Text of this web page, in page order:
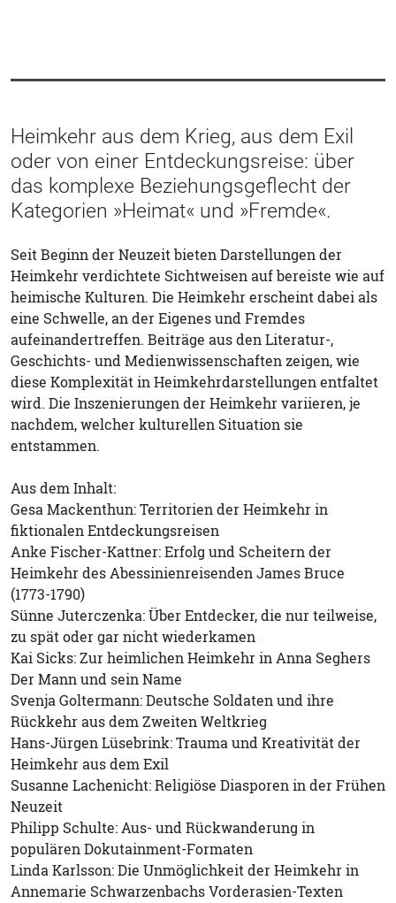
Heimkehr aus dem Krieg, aus dem Exil
oder von einer Entdeckungsreise: über
das komplexe Beziehungsgeflecht der
Kategorien »Heimat« und »Fremde«.
Seit Beginn der Neuzeit bieten Darstellungen der
Heimkehr verdichtete Sichtweisen auf bereiste wie auf
heimische Kulturen. Die Heimkehr erscheint dabei als
eine Schwelle, an der Eigenes und Fremdes
aufeinandertreffen. Beiträge aus den Literatur-,
Geschichts- und Medienwissenschaften zeigen, wie
diese Komplexität in Heimkehrdarstellungen entfaltet
wird. Die Inszenierungen der Heimkehr variieren, je
nachdem, welcher kulturellen Situation sie
entstammen.
Aus dem Inhalt:
Gesa Mackenthun: Territorien der Heimkehr in
fiktionalen Entdeckungsreisen
Anke Fischer-Kattner: Erfolg und Scheitern der
Heimkehr des Abessinienreisenden James Bruce
(1773-1790)
Sünne Juterczenka: Über Entdecker, die nur teilweise,
zu spät oder gar nicht wiederkamen
Kai Sicks: Zur heimlichen Heimkehr in Anna Seghers
Der Mann und sein Name
Svenja Goltermann: Deutsche Soldaten und ihre
Rückkehr aus dem Zweiten Weltkrieg
Hans-Jürgen Lüsebrink: Trauma und Kreativität der
Heimkehr aus dem Exil
Susanne Lachenicht: Religiöse Diasporen in der Frühen
Neuzeit
Philipp Schulte: Aus- und Rückwanderung in
populären Dokutainment-Formaten
Linda Karlsson: Die Unmöglichkeit der Heimkehr in
Annemarie Schwarzenbachs Vorderasien-Texten